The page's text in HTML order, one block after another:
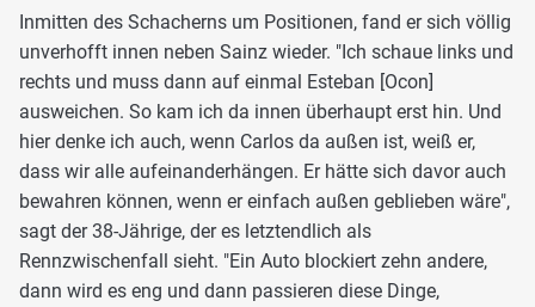
Inmitten des Schacherns um Positionen, fand er sich völlig
unverhofft innen neben Sainz wieder. "Ich schaue links und
rechts und muss dann auf einmal Esteban [Ocon]
ausweichen. So kam ich da innen überhaupt erst hin. Und
hier denke ich auch, wenn Carlos da außen ist, weiß er,
dass wir alle aufeinanderhängen. Er hätte sich davor auch
bewahren können, wenn er einfach außen geblieben wäre",
sagt der 38-Jährige, der es letztendlich als
Rennzwischenfall sieht. "Ein Auto blockiert zehn andere,
dann wird es eng und dann passieren diese Dinge,